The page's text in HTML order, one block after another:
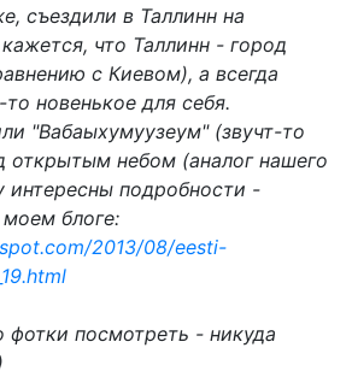
съездили в Таллинн на
кажется, что Таллинн - город
с Киевом), а всегда
новенькое для себя.
"Вабаыхумуузеум" (звучт-то
открытым небом (аналог нашего
интересны подробности -
блоге:
2013/08/eesti-
фотки посмотреть - никуда